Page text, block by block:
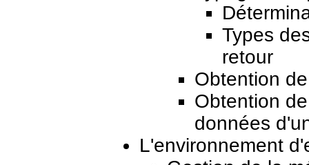
Types
retour
Obtention
Obtention
données
L'environnement